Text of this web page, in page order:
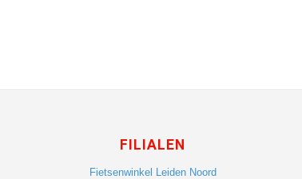
FILIALEN
Fietsenwinkel Leiden Noord